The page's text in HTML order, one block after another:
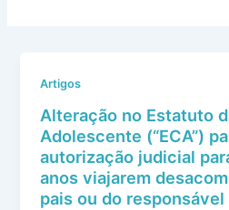
Artigos
Alteração no Estatuto
Adolescente (“ECA”)
autorização judicial
anos viajarem
pais ou do responsável